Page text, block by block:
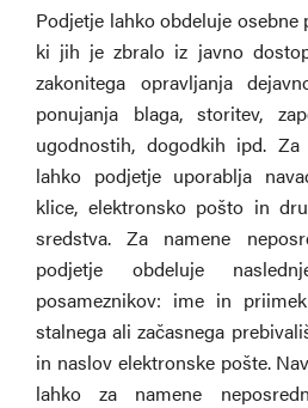
Podjetje lahko obdeluje osebne
ki jih je zbralo iz javno
zakonitega opravljanja
ponujanja blaga, storitev,
ugodnostih, dogodkih ipd.
lahko podjetje uporablja
klice, elektronsko pošto in
sredstva. Za namene
podjetje obdeluje
posameznikov: ime in
stalnega ali začasnega
in naslov elektronske pošte.
lahko za namene